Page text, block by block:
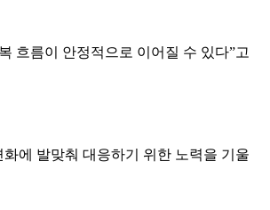
흐름이 안정적으로 이어질 수 있다”고
에 발맞춰 대응하기 위한 노력을 기울